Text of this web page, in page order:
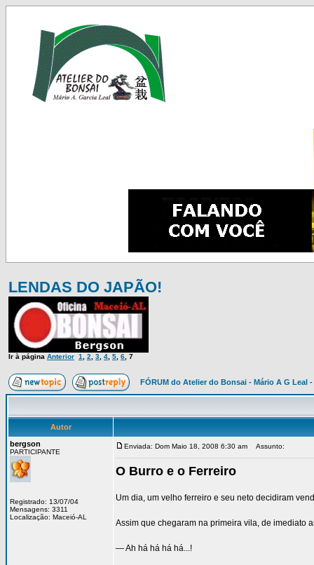
LENDAS DO JAPÃO!
Ir à página Anterior 1 2 3 4 5 6 7
FÓRUM do Atelier do Bonsai - Mário A G Leal
Autor
bergson
PARTICIPANTE
Registrado: 13/07/04
Mensagens: 3311
Localização: Maceió-AL
Enviada: Dom Maio 18, 2008 6:30 am Assunto:
O Burro e o Ferreiro
Um dia, um velho ferreiro e seu neto decidiram
Assim que chegaram na primeira vila, de imediato
— Ah há há há há...!